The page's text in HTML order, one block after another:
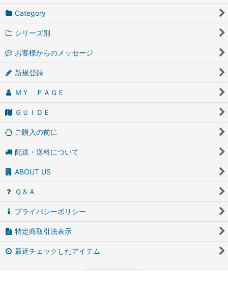
Category
シリーズ別
お客様からのメッセージ
新規登録
ＭＹ ＰＡＧＥ
ＧＵＩＤＥ
ご購入の前に
配送・送料について
ABOUT US
Ｑ＆Ａ
プライバシーポリシー
特定商取引法表示
最近チェックしたアイテム